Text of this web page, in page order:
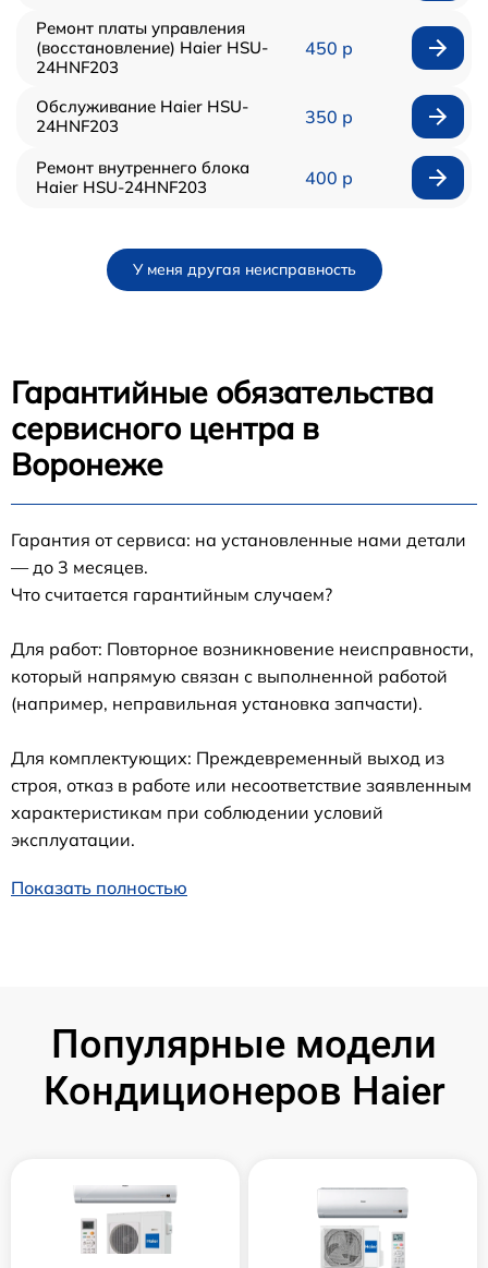
Ремонт платы управления
(восстановление) Haier HSU-
24HNF203
450 р
Обслуживание Haier HSU-
24HNF203
350 р
Ремонт внутреннего блока
Haier HSU-24HNF203
400 р
У меня другая неисправность
Гарантийные обязательства
сервисного центра в
Воронеже
Гарантия от сервиса: на установленные нами детали
— до 3 месяцев.
Что считается гарантийным случаем?
Для работ: Повторное возникновение неисправности,
который напрямую связан с выполненной работой
(например, неправильная установка запчасти).
Для комплектующих: Преждевременный выход из
строя, отказ в работе или несоответствие заявленным
характеристикам при соблюдении условий
эксплуатации.
Показать полностью
Популярные модели
Кондиционеров Haier